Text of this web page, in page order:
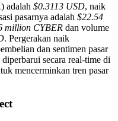
adalah $0.3113 USD, naik
pasarnya adalah $22.54
million CYBER dan volume
. Pergerakan naik
dan sentimen pasar
secara real-time di
mencerminkan tren pasar